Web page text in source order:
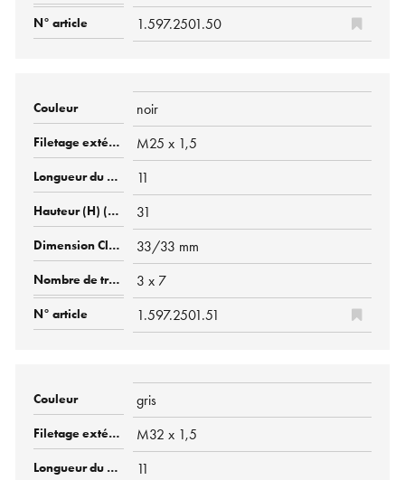
1.597.2501.50
noir
M25 x 1,5
11
31
33/33 mm
3 x 7
1.597.2501.51
gris
M32 x 1,5
11